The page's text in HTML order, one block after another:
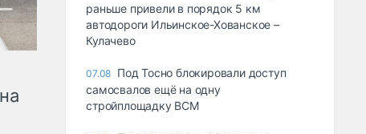
раньше привели в порядок 5 км
автодороги Ильинское-Хованское –
Кулачево
07.08 Под Тосно блокировали доступ
самосвалов ещё на одну
стройплощадку ВСМ